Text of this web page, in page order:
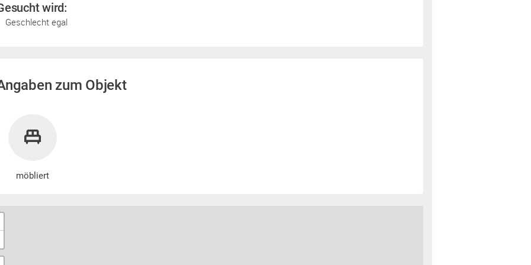
wird:
Geschlecht egal
zum Objekt
möbliert